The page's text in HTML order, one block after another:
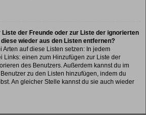
der Freunde oder zur Liste der ignorierten
wieder aus den Listen entfernen?
Arten auf diese Listen setzen: In jedem
Links: einen zum Hinzufügen zur Liste der
des Benutzers. Außerdem kannst du im
zu den Listen hinzufügen, indem du
An gleicher Stelle kannst du sie auch wieder